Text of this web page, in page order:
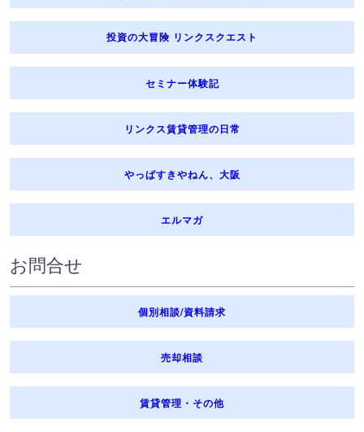
投資の大冒険 リンクスクエスト
セミナー体験記
リンクス賃貸管理の日常
やっぱすきやねん、大阪
エルマガ
お問合せ
個別相談/資料請求
売却相談
賃貸管理・その他